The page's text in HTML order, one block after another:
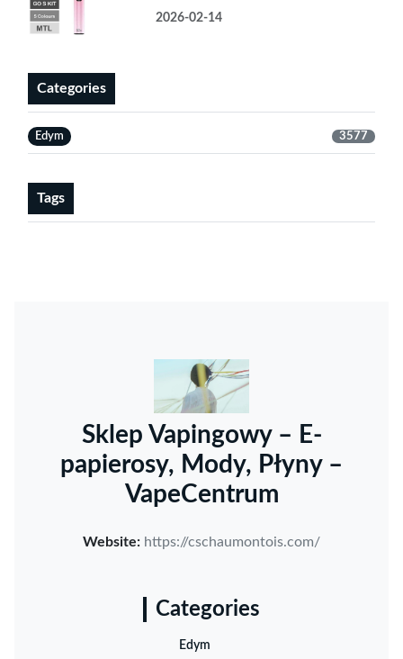
2026-02-14
Categories
Edym 3577
Tags
Sklep Vapingowy – E-
papierosy, Mody, Płyny –
VapeCentrum
Website: https://cschaumontois.com/
Categories
Edym